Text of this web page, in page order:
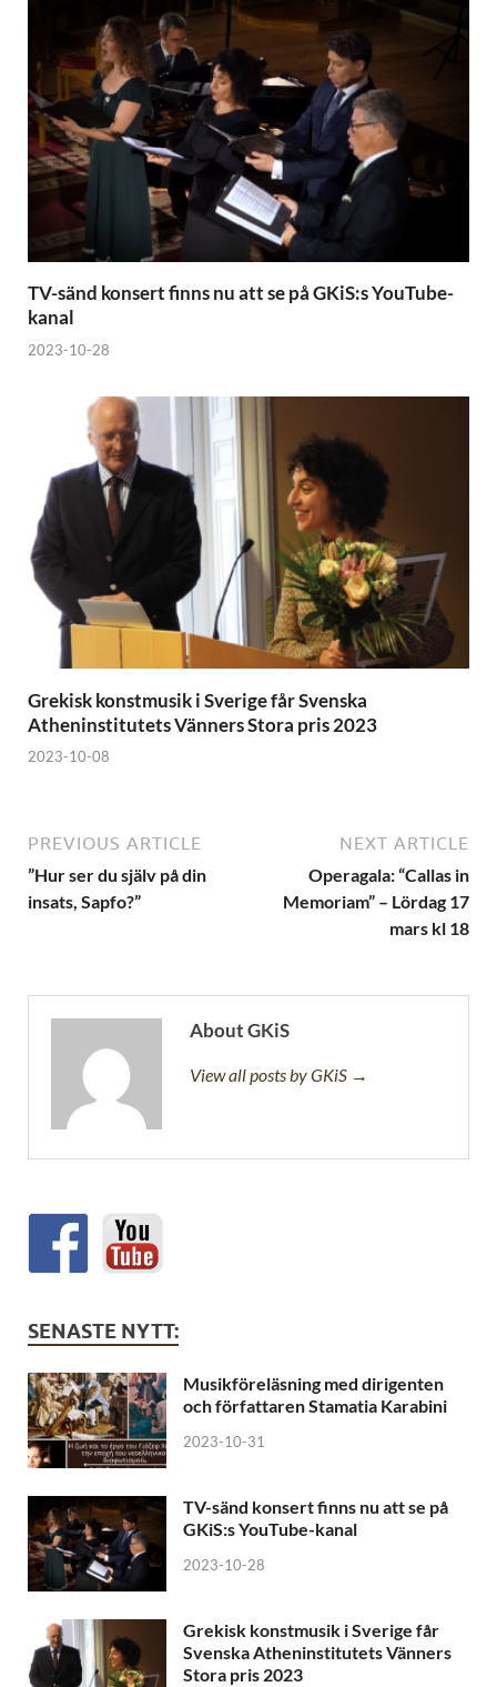
TV-sänd konsert finns nu att se på GKiS:s YouTube-
kanal
2023-10-28
Grekisk konstmusik i Sverige får Svenska
Atheninstitutets Vänners Stora pris 2023
2023-10-08
PREVIOUS ARTICLE
”Hur ser du själv på din
insats, Sapfo?”
NEXT ARTICLE
Operagala: “Callas in
Memoriam” – Lördag 17
mars kl 18
About GKiS
View all posts by GKiS →
SENASTE NYTT:
Musikföreläsning med dirigenten
och författaren Stamatia Karabini
2023-10-31
TV-sänd konsert finns nu att se på
GKiS:s YouTube-kanal
2023-10-28
Grekisk konstmusik i Sverige får
Svenska Atheninstitutets Vänners
Stora pris 2023